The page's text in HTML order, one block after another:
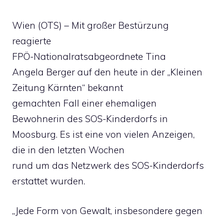
Wien (OTS) – Mit großer Bestürzung
reagierte
FPÖ-Nationalratsabgeordnete Tina
Angela Berger auf den heute in der „Kleinen
Zeitung Kärnten“ bekannt
gemachten Fall einer ehemaligen
Bewohnerin des SOS-Kinderdorfs in
Moosburg. Es ist eine von vielen Anzeigen,
die in den letzten Wochen
rund um das Netzwerk des SOS-Kinderdorfs
erstattet wurden.
„Jede Form von Gewalt, insbesondere gegen